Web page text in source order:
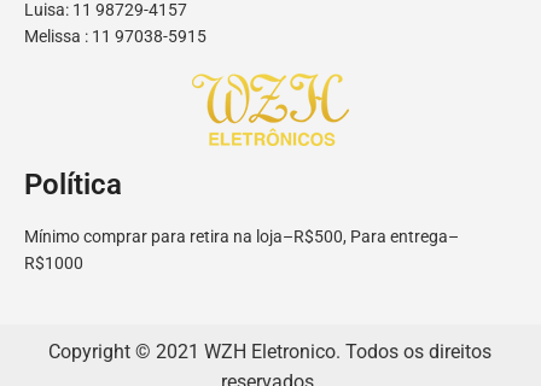
Luisa: 11 98729-4157
Melissa : 11 97038-5915
Política
Mínimo comprar para retira na loja–R$500, Para entrega–
R$1000
Copyright © 2021 WZH Eletronico. Todos os direitos
reservados.